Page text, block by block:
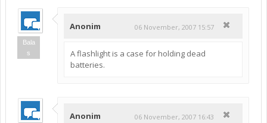
Bala
s
Anonim 06 November, 2007 15:57
A flashlight is a case for holding dead
batteries.
Anonim 06 November, 2007 16:43